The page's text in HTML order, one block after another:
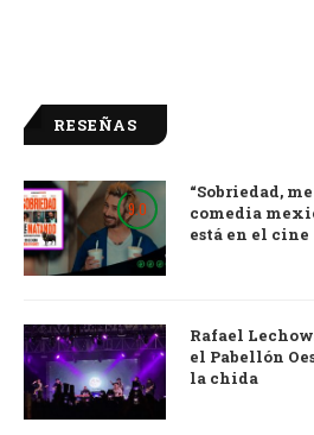
RESEÑAS
9.0
“Sobriedad,
comedia
está en el cine
Rafael
el Pabellón
la chida